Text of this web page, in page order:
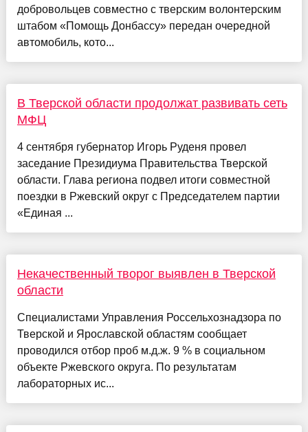
добровольцев совместно с тверским волонтерским
штабом «Помощь Донбассу» передан очередной
автомобиль, кото...
В Тверской области продолжат развивать сеть
МФЦ
4 сентября губернатор Игорь Руденя провел
заседание Президиума Правительства Тверской
области. Глава региона подвел итоги совместной
поездки в Ржевский округ с Председателем партии
«Единая ...
Некачественный творог выявлен в Тверской
области
Специалистами Управления Россельхознадзора по
Тверской и Ярославской областям сообщает
проводился отбор проб м.д.ж. 9 % в социальном
объекте Ржевского округа. По результатам
лабораторных ис...